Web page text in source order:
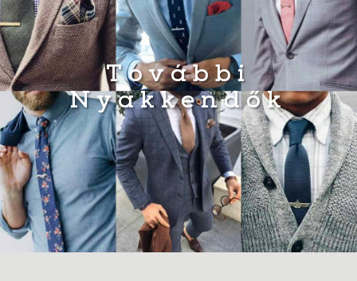
További
Nyakkendők